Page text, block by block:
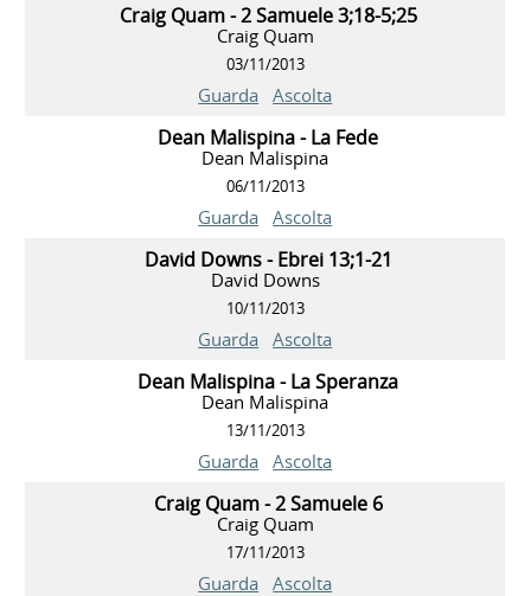
Craig Quam - 2 Samuele 3;18-5;25
Craig Quam
03/11/2013
Guarda Ascolta
Dean Malispina - La Fede
Dean Malispina
06/11/2013
Guarda Ascolta
David Downs - Ebrei 13;1-21
David Downs
10/11/2013
Guarda Ascolta
Dean Malispina - La Speranza
Dean Malispina
13/11/2013
Guarda Ascolta
Craig Quam - 2 Samuele 6
Craig Quam
17/11/2013
Guarda Ascolta